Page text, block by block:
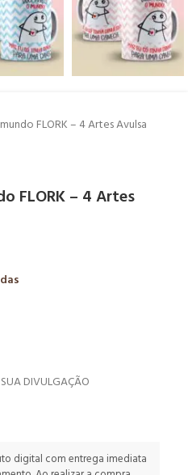
FLORK – 4 Artes Avulsa
FLORK – 4 Artes
DIVULGAÇÃO
digital com entrega imediata